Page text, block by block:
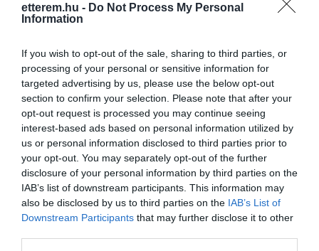
etterem.hu - Do Not Process My Personal
Information
If you wish to opt-out of the sale, sharing to third parties, or
processing of your personal or sensitive information for
targeted advertising by us, please use the below opt-out
section to confirm your selection. Please note that after your
opt-out request is processed you may continue seeing
interest-based ads based on personal information utilized by
us or personal information disclosed to third parties prior to
your opt-out. You may separately opt-out of the further
disclosure of your personal information by third parties on the
IAB’s list of downstream participants. This information may
also be disclosed by us to third parties on the IAB’s List of
Downstream Participants that may further disclose it to other
nyújt arra, hogy látogatóink nyugodt
körülmények között fogyasszák el
ínyencségeinket.
A vendéglő mellett zöld tér található, ami
kisebb-nagyobb rendezvények
alkalmával remekül szolgál arra, hogy a
fiatalabb korosztályú vendégeink
lemozoghassák múlhatatlan
energiájukat, miközben szüleik
nyugodtan tovább élvezhetik a vietnami
konyha különleges ízvilágát, illetve
egymás társaságát.
1105 Budapest, Előd utca 1.
+36 30 286 4868
http://www.vietnamirestaurantbudapest.hu/
fb.com/vietnamimelegkonyha1/timeline